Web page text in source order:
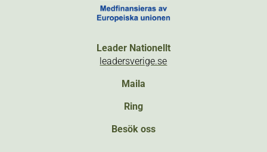
Leader Nationellt
leadersverige.se
Maila
Ring
Besök oss